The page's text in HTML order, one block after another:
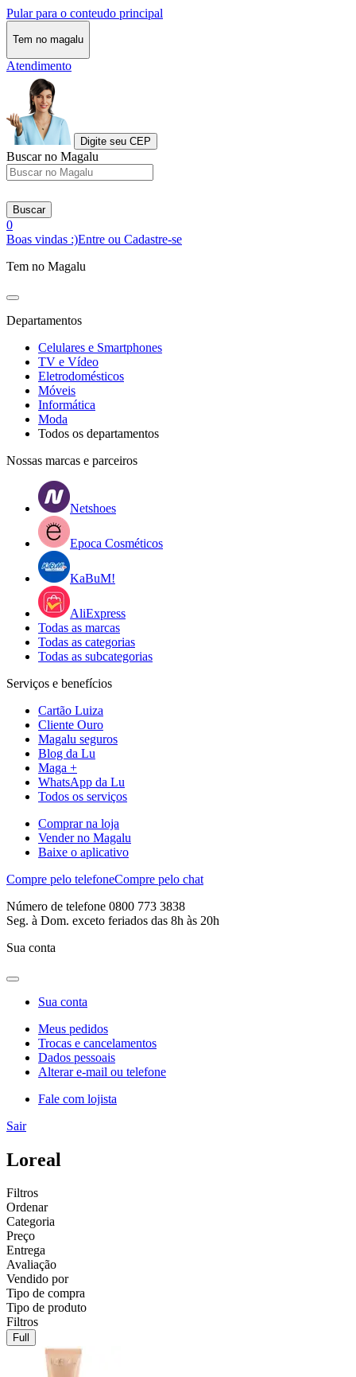
Pular para o conteudo principal
Tem no magalu
Atendimento
Digite seu CEP
Buscar no Magalu
Buscar
0
Boas vindas :)Entre ou Cadastre-se
Tem no Magalu
Departamentos
Celulares e Smartphones
TV e Vídeo
Eletrodomésticos
Móveis
Informática
Moda
Todos os departamentos
Nossas marcas e parceiros
Netshoes
Epoca Cosméticos
KaBuM!
AliExpress
Todas as marcas
Todas as categorias
Todas as subcategorias
Serviços e benefícios
Cartão Luiza
Cliente Ouro
Magalu seguros
Blog da Lu
Maga +
WhatsApp da Lu
Todos os serviços
Comprar na loja
Vender no Magalu
Baixe o aplicativo
Compre pelo telefoneCompre pelo chat
Número de telefone 0800 773 3838
Seg. à Dom. exceto feriados das 8h às 20h
Sua conta
Sua conta
Meus pedidos
Trocas e cancelamentos
Dados pessoais
Alterar e-mail ou telefone
Fale com lojista
Sair
Loreal
Filtros
Ordenar
Categoria
Preço
Entrega
Avaliação
Vendido por
Tipo de compra
Tipo de produto
Filtros
Full